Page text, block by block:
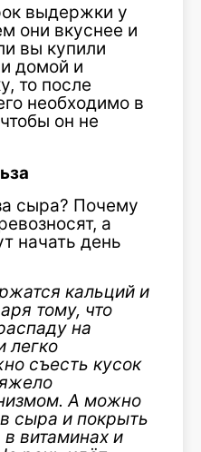
выдержки у
они вкуснее и
вы купили
домой и
то после
необходимо в
он не
сыра? Почему
а
начать день
кальций и
тому, что
на
легко
съесть кусок
А можно
сыра и покрыть
витаминах и